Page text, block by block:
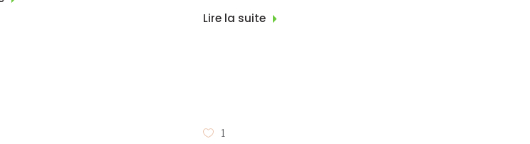
Lire la suite
1